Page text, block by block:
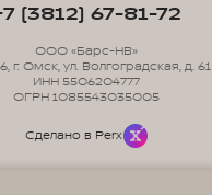
(3812) 67-81-72
ООО «Барс-НВ»
г. Омск, ул. Волгоградская, д. 61
ИНН 5506204777
ОГРН 1085543035005
Сделано в Perx